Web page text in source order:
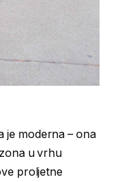
je moderna – ona
u vrhu
proljetne